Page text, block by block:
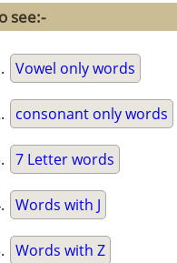
see:-
Vowel only words
consonant only words
7 Letter words
Words with J
Words with Z